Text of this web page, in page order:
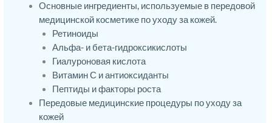
Основные ингредиенты, используемые в передовой
медицинской косметике по уходу за кожей.
Ретиноиды
Альфа- и бета-гидроксикислоты
Гиалуроновая кислота
Витамин С и антиоксиданты
Пептиды и факторы роста
Передовые медицинские процедуры по уходу за
кожей